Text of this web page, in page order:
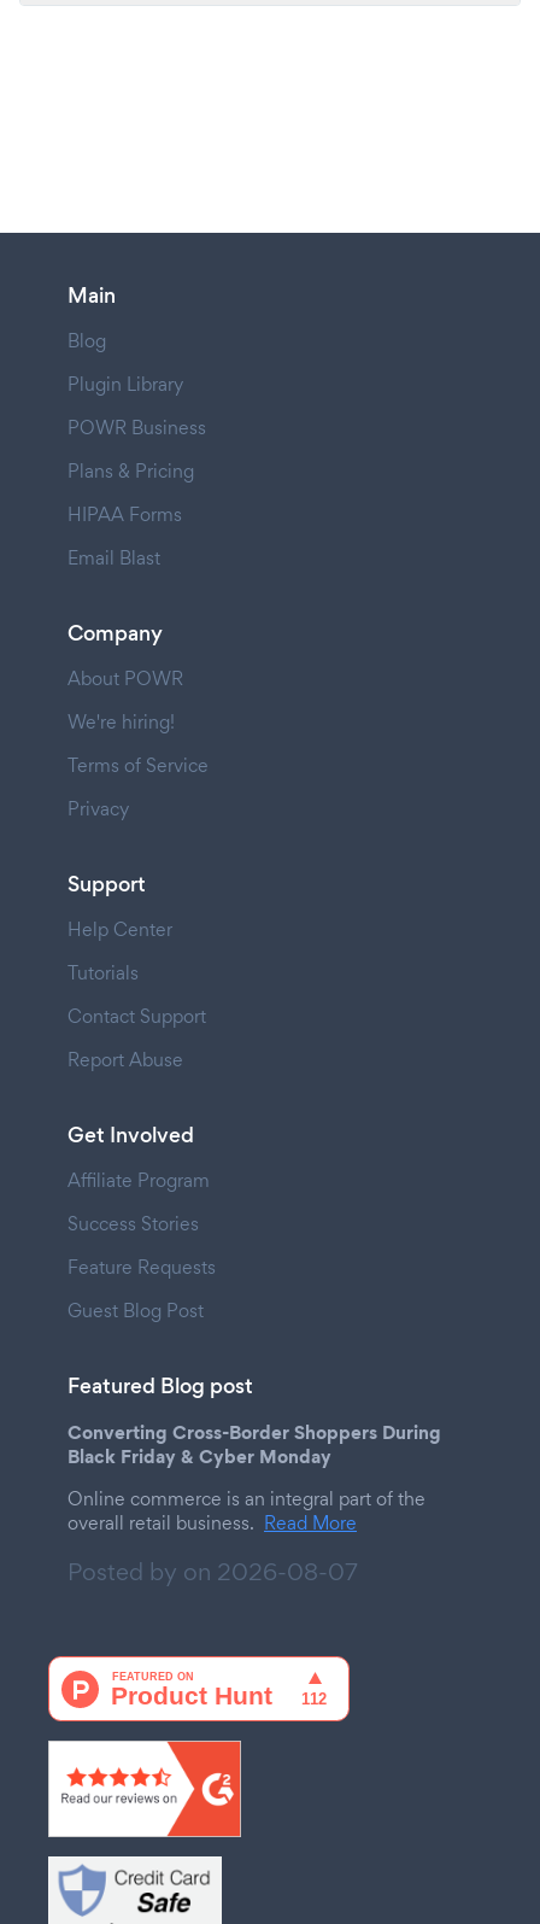
Main
Blog
Plugin Library
POWR Business
Plans & Pricing
HIPAA Forms
Email Blast
Company
About POWR
We're hiring!
Terms of Service
Privacy
Support
Help Center
Tutorials
Contact Support
Report Abuse
Get Involved
Affiliate Program
Success Stories
Feature Requests
Guest Blog Post
Featured Blog post
Converting Cross-Border Shoppers During
Black Friday & Cyber Monday
Online commerce is an integral part of the
overall retail business. Read More
Posted by on 2026-08-07